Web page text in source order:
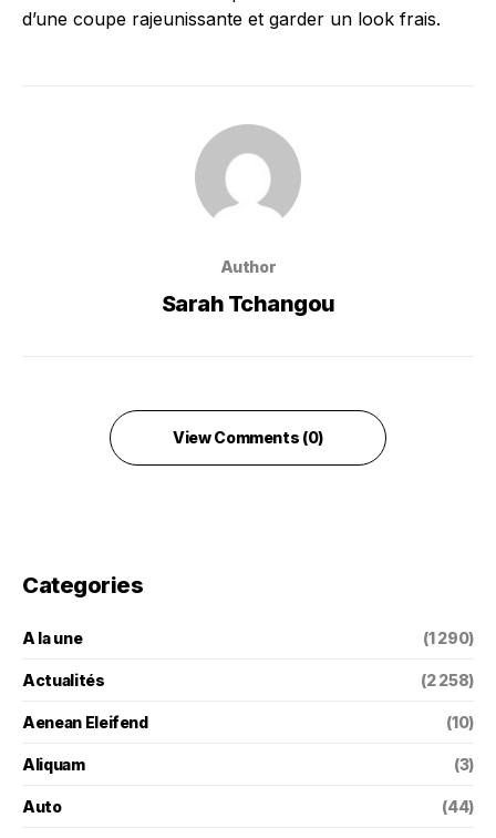
d’une coupe rajeunissante et garder un look frais.
Author
Sarah Tchangou
View Comments (0)
Categories
A la une (1 290)
Actualités (2 258)
Aenean Eleifend (10)
Aliquam (3)
Auto (44)